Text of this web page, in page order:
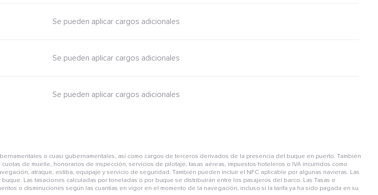
Se pueden aplicar cargos adicionales
Se pueden aplicar cargos adicionales
Se pueden aplicar cargos adicionales
o cuasi gubernamentales, así como cargos de terceros derivados de la presencia del buque en puerto. También
de muelle, honorarios de inspección, servicios de pilotaje, tasas aéreas, impuestos hoteleros o IVA incurridos como
atraque, estiba, equipaje y servicio de seguridad. También pueden incluir el NFC aplicable por algunas navieras. Las
Las tasaciones calculadas por toneladas o por buque se distribuirán entre los pasajeros del barco. Las Tasas e
o disminuciones según las cuantías en vigor en el momento de la navegación, incluso si la tarifa ya ha sido pagada en su